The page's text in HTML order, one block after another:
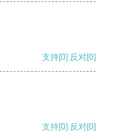
支持[0] 反对[0]
支持[0] 反对[0]